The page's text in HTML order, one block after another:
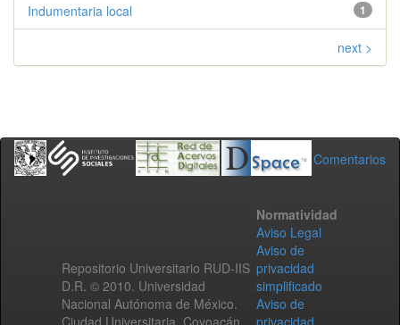
1
Indumentaria local
next >
Comentarios
Repositorio Universitario RUD-IIS
D.R. © 2010. Universidad
Nacional Autónoma de México.
Ciudad Universitaria, Coyoacán,
Normatividad
Aviso Legal
Aviso de
privacidad
simplificado
Aviso de
privacidad